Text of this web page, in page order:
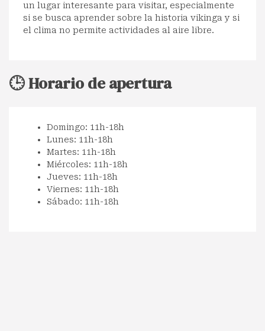
un lugar interesante para visitar, especialmente
si se busca aprender sobre la historia vikinga y si
el clima no permite actividades al aire libre.
🕒 Horario de apertura
Domingo: 11h-18h
Lunes: 11h-18h
Martes: 11h-18h
Miércoles: 11h-18h
Jueves: 11h-18h
Viernes: 11h-18h
Sábado: 11h-18h